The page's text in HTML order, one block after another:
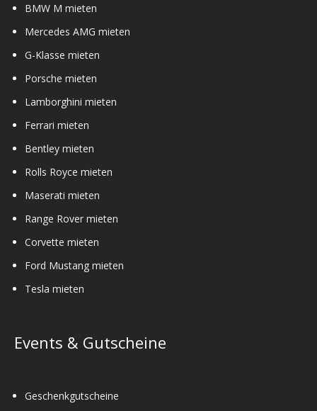
BMW M mieten
Mercedes AMG mieten
G-Klasse mieten
Porsche mieten
Lamborghini mieten
Ferrari mieten
Bentley mieten
Rolls Royce mieten
Maserati mieten
Range Rover mieten
Corvette mieten
Ford Mustang mieten
Tesla mieten
Events & Gutscheine
Geschenkgutscheine